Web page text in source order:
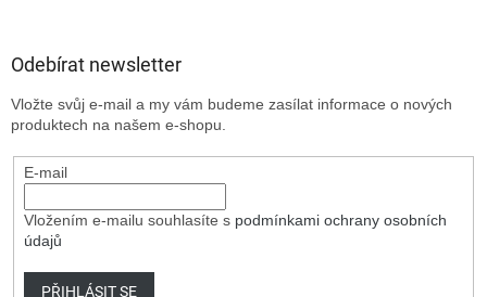
Odebírat newsletter
Vložte svůj e-mail a my vám budeme zasílat informace o nových
produktech na našem e-shopu.
E-mail
Vložením e-mailu souhlasíte s podmínkami ochrany osobních
údajů
PŘIHLÁSIT SE